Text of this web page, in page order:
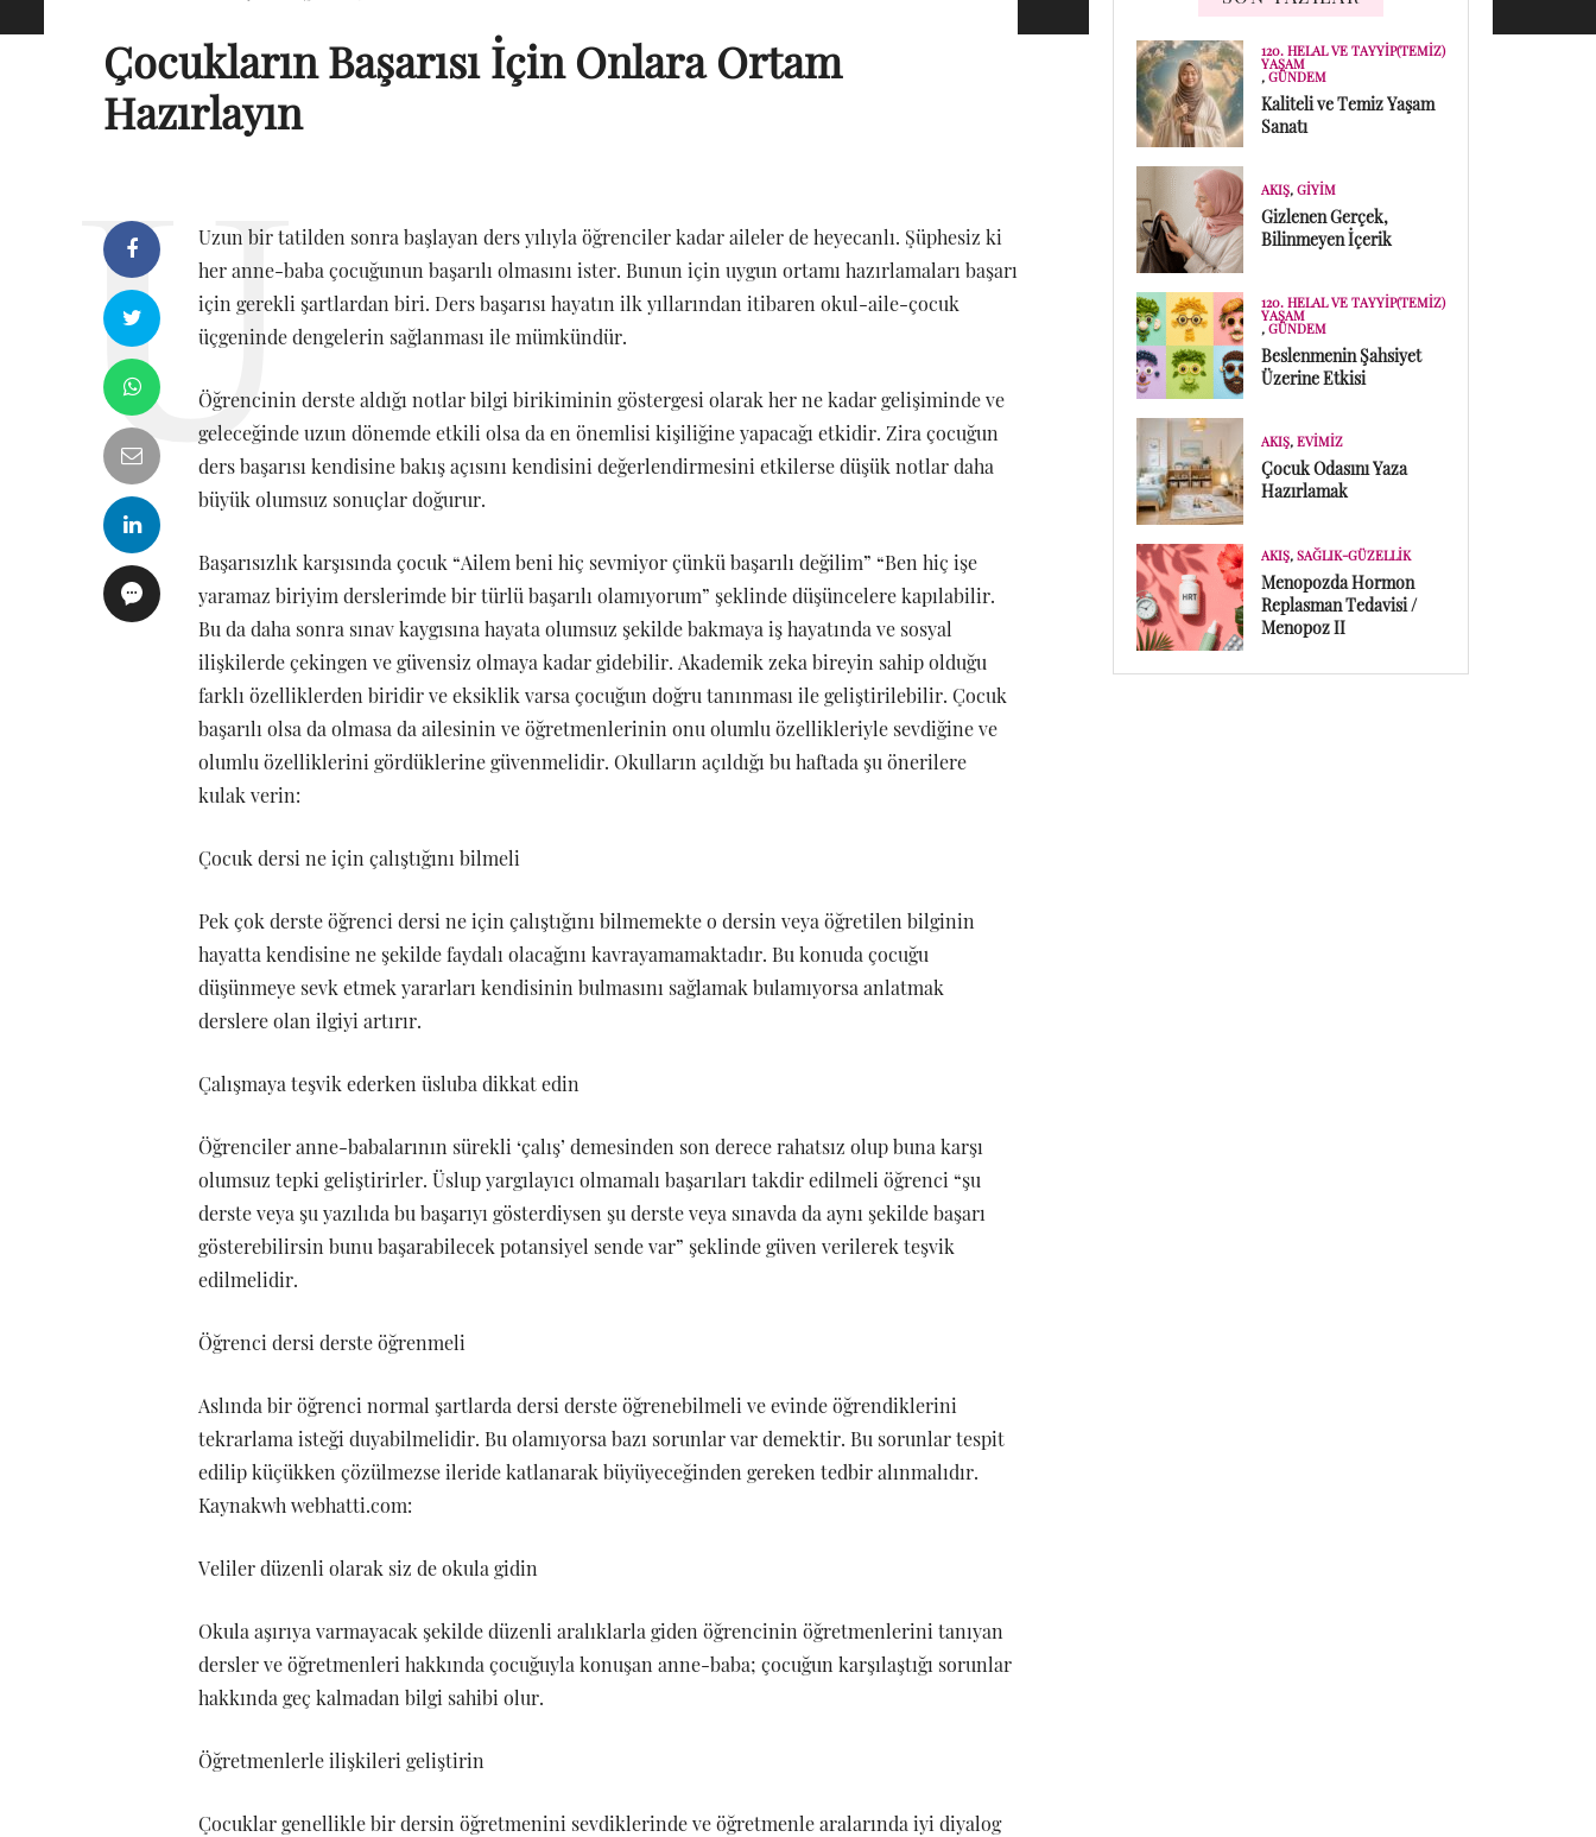
Çocukların Başarısı İçin Onlara Ortam
Hazırlayın
Uzun bir tatilden sonra başlayan ders yılıyla öğrenciler kadar aileler de heyecanlı. Şüphesiz ki
her anne-baba çocuğunun başarılı olmasını ister. Bunun için uygun ortamı hazırlamaları başarı
için gerekli şartlardan biri. Ders başarısı hayatın ilk yıllarından itibaren okul-aile-çocuk
üçgeninde dengelerin sağlanması ile mümkündür.
Öğrencinin derste aldığı notlar bilgi birikiminin göstergesi olarak her ne kadar gelişiminde ve
geleceğinde uzun dönemde etkili olsa da en önemlisi kişiliğine yapacağı etkidir. Zira çocuğun
ders başarısı kendisine bakış açısını kendisini değerlendirmesini etkilerse düşük notlar daha
büyük olumsuz sonuçlar doğurur.
Başarısızlık karşısında çocuk “Ailem beni hiç sevmiyor çünkü başarılı değilim” “Ben hiç işe
yaramaz biriyim derslerimde bir türlü başarılı olamıyorum” şeklinde düşüncelere kapılabilir.
Bu da daha sonra sınav kaygısına hayata olumsuz şekilde bakmaya iş hayatında ve sosyal
ilişkilerde çekingen ve güvensiz olmaya kadar gidebilir. Akademik zeka bireyin sahip olduğu
farklı özelliklerden biridir ve eksiklik varsa çocuğun doğru tanınması ile geliştirilebilir. Çocuk
başarılı olsa da olmasa da ailesinin ve öğretmenlerinin onu olumlu özellikleriyle sevdiğine ve
olumlu özelliklerini gördüklerine güvenmelidir. Okulların açıldığı bu haftada şu önerilere
kulak verin:
Çocuk dersi ne için çalıştığını bilmeli
Pek çok derste öğrenci dersi ne için çalıştığını bilmemekte o dersin veya öğretilen bilginin
hayatta kendisine ne şekilde faydalı olacağını kavrayamamaktadır. Bu konuda çocuğu
düşünmeye sevk etmek yararları kendisinin bulmasını sağlamak bulamıyorsa anlatmak
derslere olan ilgiyi artırır.
Çalışmaya teşvik ederken üsluba dikkat edin
Öğrenciler anne-babalarının sürekli ‘çalış’ demesinden son derece rahatsız olup buna karşı
olumsuz tepki geliştirirler. Üslup yargılayıcı olmamalı başarıları takdir edilmeli öğrenci “şu
derste veya şu yazılıda bu başarıyı gösterdiysen şu derste veya sınavda da aynı şekilde başarı
gösterebilirsin bunu başarabilecek potansiyel sende var” şeklinde güven verilerek teşvik
edilmelidir.
Öğrenci dersi derste öğrenmeli
Aslında bir öğrenci normal şartlarda dersi derste öğrenebilmeli ve evinde öğrendiklerini
tekrarlama isteği duyabilmelidir. Bu olamıyorsa bazı sorunlar var demektir. Bu sorunlar tespit
edilip küçükken çözülmezse ileride katlanarak büyüyeceğinden gereken tedbir alınmalıdır.
Kaynakwh webhatti.com:
Veliler düzenli olarak siz de okula gidin
Okula aşırıya varmayacak şekilde düzenli aralıklarla giden öğrencinin öğretmenlerini tanıyan
dersler ve öğretmenleri hakkında çocuğuyla konuşan anne-baba; çocuğun karşılaştığı sorunlar
hakkında geç kalmadan bilgi sahibi olur.
Öğretmenlerle ilişkileri geliştirin
Çocuklar genellikle bir dersin öğretmenini sevdiklerinde ve öğretmenle aralarında iyi diyalog
120. HELAL VE TAYYIP(TEMIZ)
YAŞAM
, GÜNDEM
Kaliteli ve Temiz Yaşam
Sanatı
AKIŞ, GIYIM
Gizlenen Gerçek,
Bilinmeyen İçerik
120. HELAL VE TAYYIP(TEMIZ)
YAŞAM
, GÜNDEM
Beslenmenin Şahsiyet
Üzerine Etkisi
AKIŞ, EVIMIZ
Çocuk Odasını Yaza
Hazırlamak
AKIŞ, SAĞLIK-GÜZELLIK
Menopozda Hormon
Replasman Tedavisi /
Menopoz II